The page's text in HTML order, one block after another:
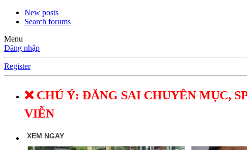
New posts
Search forums
Menu
Đăng nhập
Register
❌ CHÚ Ý: ĐĂNG SAI CHUYÊN MỤC,
VIỄN